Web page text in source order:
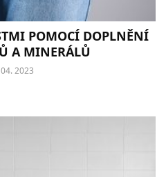
POMOCÍ DOPLNĚNÍ
A MINERÁLŮ
2023